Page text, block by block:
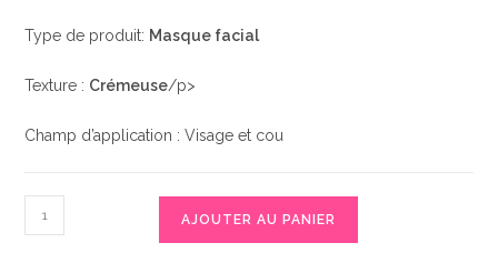
Type de produit: Masque facial
Texture : Crémeuse/p>
Champ d’application : Visage et cou
de
AJOUTER AU PANIER